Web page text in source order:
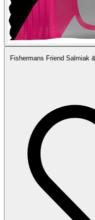
Fishermans Friend Salmiak